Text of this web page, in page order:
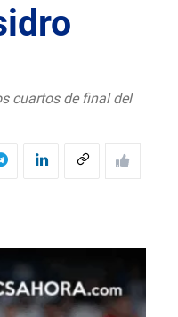
cuartos de final del